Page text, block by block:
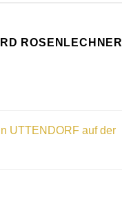
ROSENLECHNER
UTTENDORF auf der